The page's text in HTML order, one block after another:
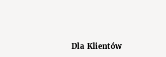
Dla Klientów